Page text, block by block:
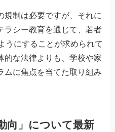
規制は必要ですが、それに
ラシー教育を通じて、若者
うにすることが求められて
的な法律よりも、学校や家
ムに焦点を当てた取り組み
向」について最新